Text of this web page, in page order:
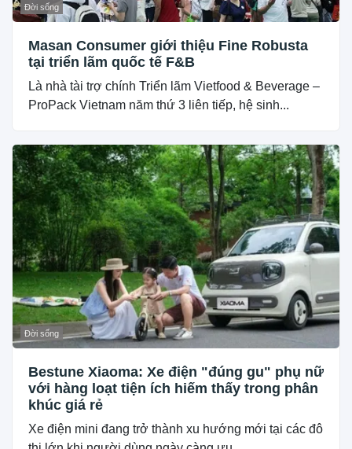
Đời sống
Masan Consumer giới thiệu Fine Robusta
tại triển lãm quốc tế F&B
Là nhà tài trợ chính Triển lãm Vietfood & Beverage –
ProPack Vietnam năm thứ 3 liên tiếp, hệ sinh...
Đời sống
Bestune Xiaoma: Xe điện "đúng gu" phụ nữ
với hàng loạt tiện ích hiếm thấy trong phân
khúc giá rẻ
Xe điện mini đang trở thành xu hướng mới tại các đô